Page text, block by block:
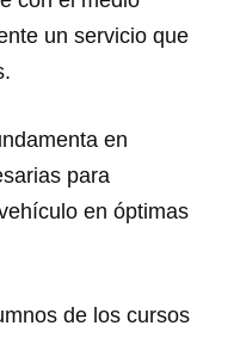
un servicio que
en
para
en óptimas
de los cursos